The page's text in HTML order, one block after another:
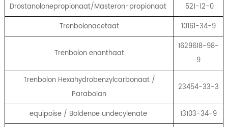
Drostanolonepropionaat/Masteron-propionaat
521-12-0
Trenbolonacetaat
10161-34-9
Trenbolon enanthaat
1629618-98-
9
Trenbolon Hexahydrobenzylcarbonaat /
Parabolan
23454-33-3
equipoise / Boldenoe undecylenate
13103-34-9